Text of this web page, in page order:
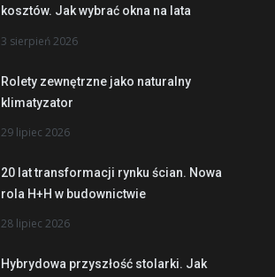
kosztów. Jak wybrać okna na lata
3 sierpień 2026
Rolety zewnętrzne jako naturalny
klimatyzator
29 lipiec 2026
20 lat transformacji rynku ścian. Nowa
rola H+H w budownictwie
28 lipiec 2026
Hybrydowa przyszłość stolarki. Jak